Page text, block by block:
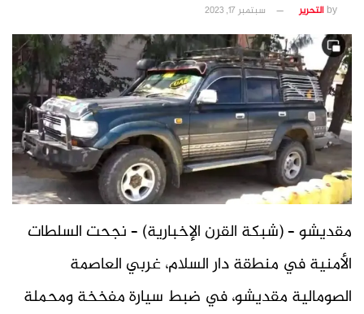
byالتحرير سبتمبر 17, 2023
مقديشو – (شبكة القرن الإخبارية) – نجحت السلطات
الأمنية في منطقة دار السلام، غربي العاصمة
الصومالية مقديشو، في ضبط سيارة مفخخة ومحملة